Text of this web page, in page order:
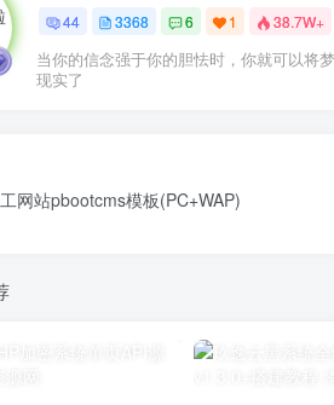
44 3368 6 1 38.7W+
当你的信念强于你的胆怯时，你就可以将
现实了
网站pbootcms模板(PC+WAP)